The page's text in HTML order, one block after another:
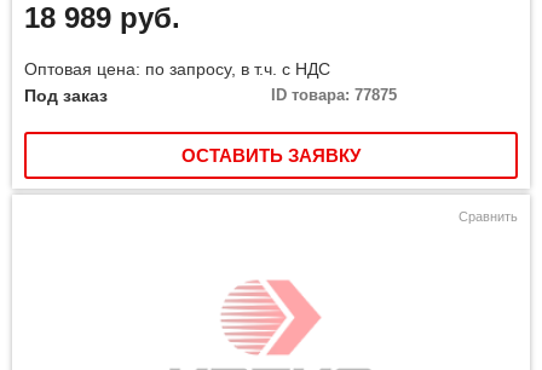
18 989 руб.
Оптовая цена: по запросу, в т.ч. с НДС
Под заказ
ID товара: 77875
ОСТАВИТЬ ЗАЯВКУ
Сравнить